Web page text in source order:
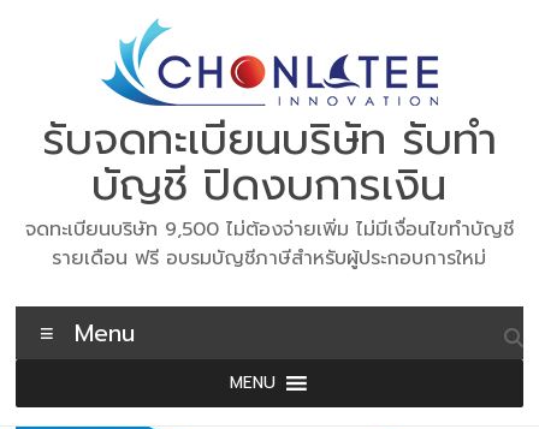
รับจดทะเบียนบริษัท รับทำ
บัญชี ปิดงบการเงิน
จดทะเบียนบริษัท 9,500 ไม่ต้องจ่ายเพิ่ม ไม่มีเงื่อนไขทำบัญชี
รายเดือน ฟรี อบรมบัญชีภาษีสำหรับผู้ประกอบการใหม่
Menu
MENU